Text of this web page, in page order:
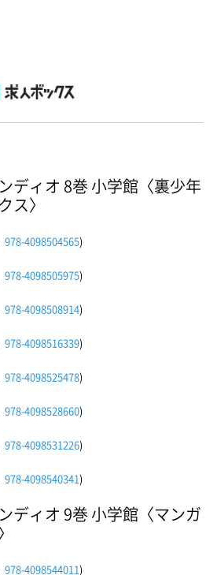
ディオ 8巻 小学館〈裏少年
ス〉
978-4098504565)
978-4098505975)
978-4098508914)
978-4098516339)
978-4098525478)
978-4098528660)
978-4098531226)
978-4098540341)
ディオ 9巻 小学館〈マンガ
978-4098544011)